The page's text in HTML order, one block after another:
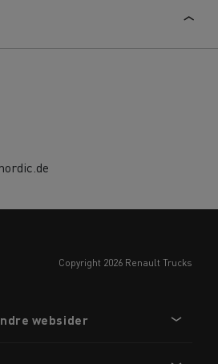
copyright 2026 Renault Trucks
websider